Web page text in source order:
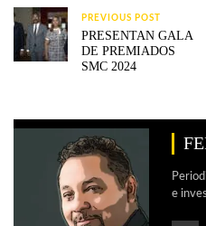
PREVIOUS POST
PRESENTAN GALA
DE PREMIADOS
SMC 2024
e